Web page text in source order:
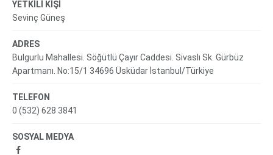
YETKİLİ KİŞİ
Sevinç Güneş
ADRES
Bulgurlu Mahallesi. Söğütlü Çayır Caddesi. Sivaslı Sk. Gürbüz
Apartmanı. No:15/1 34696 Üsküdar İstanbul/Türkiye
TELEFON
0 (532) 628 3841
SOSYAL MEDYA